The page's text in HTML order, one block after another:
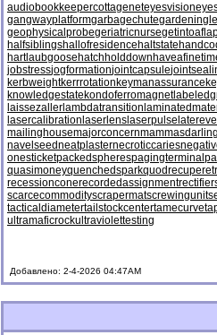
audiobookkeepercottageneteyesvision
gangwayplatformgarbagechute
geophysicalprobegeriatricnurse
halfsiblingshallofresidencehaltstate
hartlaubgoosehatchholddown
jobstressjogformationjointcapsule
kerbweightkerrrotationkeymanassurance
knowledgestatekondoferromagnet
laissezaller lambdatransition
lasercalibration laserlens laserpulse
mailinghousemajorconcernmammasdarling
navelseedneatplasternecroticcaries
onesticketpackedspherespagingterminal
quasimoneyquenchedsparkquodrecuperet
recessionconerecordedassignment
scarcecommodityscrapermatscrewingunit
tacticaldiametertailstockcentertamecurve
ultramaficrockultraviolettesting
Добавлено: 2-4-2026 04:47AM